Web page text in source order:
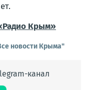
Крым»
новости Крыма"
канал